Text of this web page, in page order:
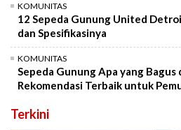
KOMUNITAS
12 Sepeda Gunung United
dan Spesifikasinya
KOMUNITAS
Sepeda Gunung Apa yang Bagus
Rekomendasi Terbaik untuk
Terkini